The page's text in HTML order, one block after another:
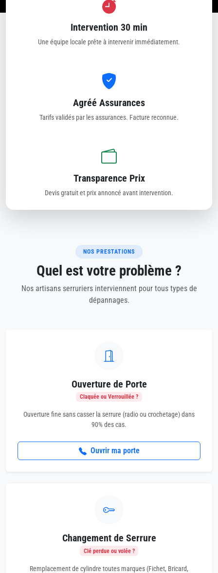
Intervention 30 min
Une équipe locale prête à intervenir immédiatement.
Agréé Assurances
Tarifs validés par les assurances. Facture reconnue.
Transparence Prix
Devis gratuit et prix annoncé avant intervention.
NOS PRESTATIONS
Quel est votre problème ?
Nos artisans serruriers interviennent pour tous types de
dépannages.
Ouverture de Porte
Claquée ou Verrouillée ?
Ouverture fine sans casser la serrure (radio ou crochetage) dans
90% des cas.
Ouvrir ma porte
Changement de Serrure
Clé perdue ou volée ?
Remplacement de cylindre toutes marques (Fichet, Bricard,